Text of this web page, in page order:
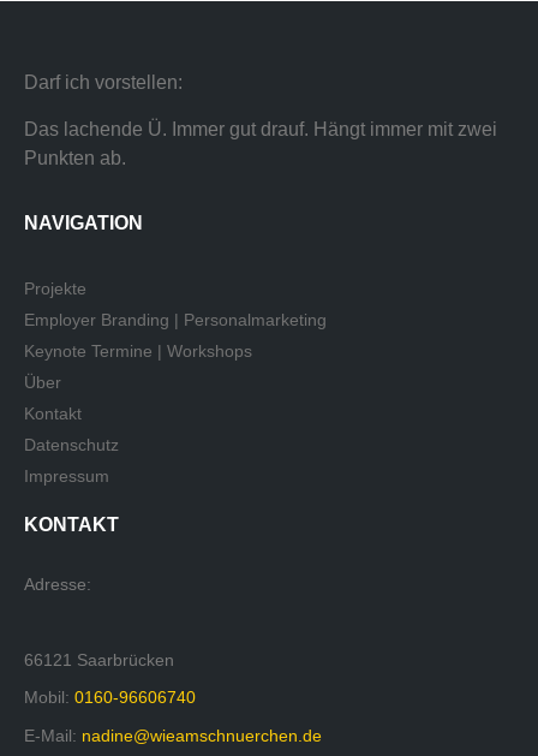
Darf ich vorstellen:
Das lachende Ü. Immer gut drauf. Hängt immer mit zwei
Punkten ab.
NAVIGATION
Projekte
Employer Branding | Personalmarketing
Keynote Termine | Workshops
Über
Kontakt
Datenschutz
Impressum
KONTAKT
Adresse:
66121 Saarbrücken
Mobil: 0160-96606740
E-Mail: nadine@wieamschnuerchen.de